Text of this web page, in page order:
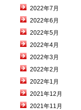
2022年7月
2022年6月
2022年5月
2022年4月
2022年3月
2022年2月
2022年1月
2021年12月
2021年11月